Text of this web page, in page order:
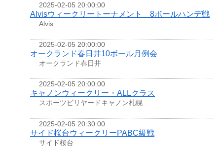
2025-02-05 20:00:00
Alvisウィークリートーナメント 8ボールハンデ戦
Alvis
2025-02-05 20:00:00
オークランド春日井10ボール月例会
オークランド春日井
2025-02-05 20:00:00
キャノンウィークリー・ALLクラス
スポーツビリヤードキャノン札幌
2025-02-05 20:30:00
サイド桜台ウィークリーPABC級戦
サイド桜台